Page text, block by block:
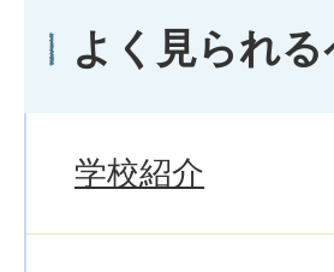
よく見られる
学校紹介